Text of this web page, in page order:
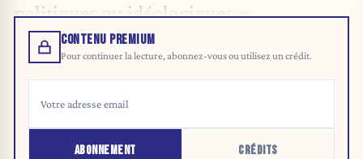
politiques ou idéologiques ».
CONTENU PREMIUM
Pour continuer la lecture, abonnez-vous ou utilisez un crédit.
ABONNEMENT CRÉDITS